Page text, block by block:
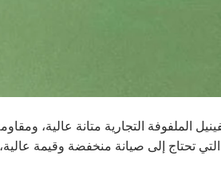
الملفوفة التجارية متانة عالية،
تحتاج إلى صيانة منخفضة وقيمة